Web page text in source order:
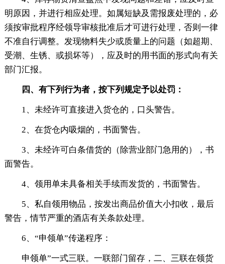
明原因，并进行相应处理。如属短缺及需报废处理的，必
须按审批程序经领导审核批准后才可进行处理，否则一律
不准自行调整。发现物料失少或质量上的问题（如超期、
受潮、生锈、或损坏等），应及时的用书面的形式向有关
部门汇报。
四、有下列行为者，按下列规定予以处罚：
1、未经许可直接进入货仓的，口头警告。
2、在货仓内吸烟的，书面警告。
3、未经许可白条借货的（除营业部门急用的），书
面警告。
4、领用单未具备相关手续而发货的，书面警告。
5、私自领用物品，按发出商品价值大小扣收，最后
警告，情节严重的酒店有关条款处理。
6、“申领单”传递程序：
申领单”一式三联。一联部门留存，二、三联在领货